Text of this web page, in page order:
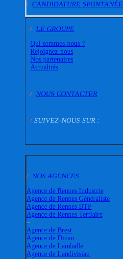
/ CANDIDATURE SPONTANÉE
/ LE GROUPE
Qui sommes-nous ?
Rejoignez-nous
Nos partenaires
Actualités
/NOUS CONTACTER
/SUIVEZ-NOUS SUR :
/ NOS AGENCES
Agence de Rennes Industrie
Agence de Rennes Généraliste
Agence de Rennes BTP
Agence de Rennes Tertiaire
–
Agence de Brest
Agence de Dinan
Agence de Lamballe
Agence de Landivisiau